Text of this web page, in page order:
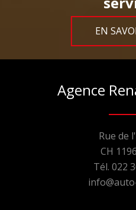
EN
Agence
Rue de
CH
Tél. 022